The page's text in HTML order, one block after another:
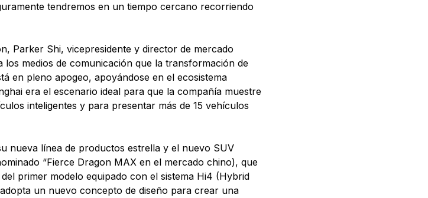
tendremos en un tiempo cercano recorriendo
Parker Shi, vicepresidente y director de mercado
los medios de comunicación que la transformación de
en pleno apogeo, apoyándose en el ecosistema
era el escenario ideal para que la compañía muestre
inteligentes y para presentar más de 15 vehículos
nueva línea de productos estrella y el nuevo SUV
“Fierce Dragon MAX en el mercado chino), que
primer modelo equipado con el sistema Hi4 (Hybrid
un nuevo concepto de diseño para crear una